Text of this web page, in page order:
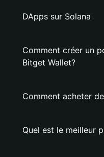
DApps sur Solana
Comment créer un
Bitget Wallet?
Comment acheter
Quel est le meilleur